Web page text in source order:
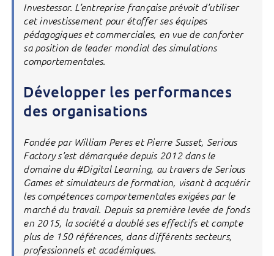
Investessor. L’entreprise française prévoit d’utiliser
cet investissement pour étoffer ses équipes
pédagogiques et commerciales, en vue de conforter
sa position de leader mondial des simulations
comportementales.
Développer les performances
des organisations
Fondée par William Peres et Pierre Susset, Serious
Factory s’est démarquée depuis 2012 dans le
domaine du #Digital Learning, au travers de Serious
Games et simulateurs de formation, visant à acquérir
les compétences comportementales exigées par le
marché du travail. Depuis sa première levée de fonds
en 2015, la société a doublé ses effectifs et compte
plus de 150 références, dans différents secteurs,
professionnels et académiques.